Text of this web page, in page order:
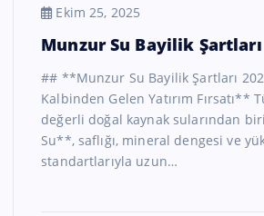
Ekim 25, 2025
Munzur Su Bayilik Şartları
## **Munzur Su Bayilik Şartları
Kalbinden Gelen Yatırım Fırsatı**
değerli doğal kaynak sularından
Su**, saflığı, mineral dengesi ve
standartlarıyla uzun…